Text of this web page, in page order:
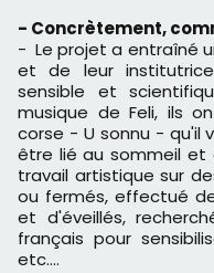
- Concrètement,
- Le projet a entraîné
et de leur
sensible et
musique de Feli, ils
corse - U sonnu - qu'il
être lié au sommeil et
travail artistique sur
ou fermés, effectué
et d'éveillés,
français pour
etc.…